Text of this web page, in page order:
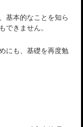
基本的なことを知ら
できません。
にも、基礎を再度勉